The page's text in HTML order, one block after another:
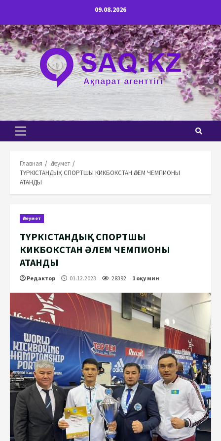
содержимому
09.08.2026
Основное
Главная
Әлеумет
ТҮРКІСТАНДЫҚ СПОРТШЫ КИКБОКСТАН ӘЛЕМ ЧЕМПИОНЫ
АТАНДЫ
Әлеумет
ТҮРКІСТАНДЫҚ СПОРТШЫ
КИКБОКСТАН ӘЛЕМ ЧЕМПИОНЫ
АТАНДЫ
Редактор 01.12.2023 28392 1 оқу мин